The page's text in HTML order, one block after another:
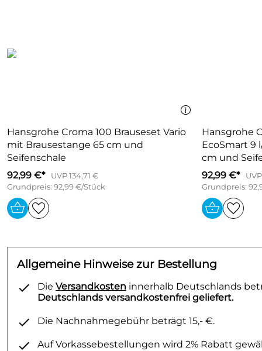
Hansgrohe Croma 100 Brauseset Vario
mit Brausestange 65 cm und
Seifenschale
92,99 €*
UVP 134,71 €
Grundpreis: 92,99 €/Stück
Hansgrohe
EcoSmart 9
cm und
92,99 €*
Grundpreis:
Allgemeine Hinweise zur Bestellung
Die Versandkosten innerhalb Deutschlands
Deutschlands versandkostenfrei geliefert.
Die Nachnahmegebühr beträgt 15,- €.
Auf Vorkassebestellungen wird 2% Rabatt